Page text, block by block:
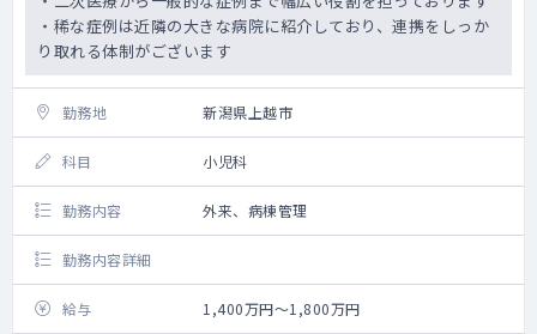
・稀な症例は近隣の大きな病院に紹介しており、連携をしっか
り取れる体制がございます
勤務地 新潟県上越市
科目 小児科
勤務内容 外来、病棟管理
勤務内容詳細
給与 1,400万円～1,800万円